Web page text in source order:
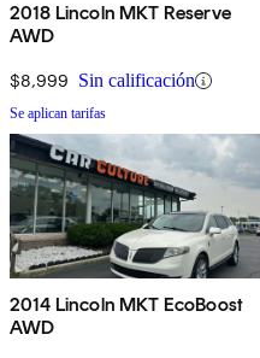
2018 Lincoln MKT Reserve
AWD
$8,999 Sin calificación
Se aplican tarifas
2014 Lincoln MKT EcoBoost
AWD